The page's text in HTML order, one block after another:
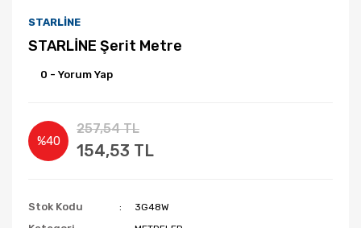
STARLİNE
STARLİNE Şerit Metre
0 - Yorum Yap
%40
257,54 TL
154,53 TL
Stok Kodu 3G48W